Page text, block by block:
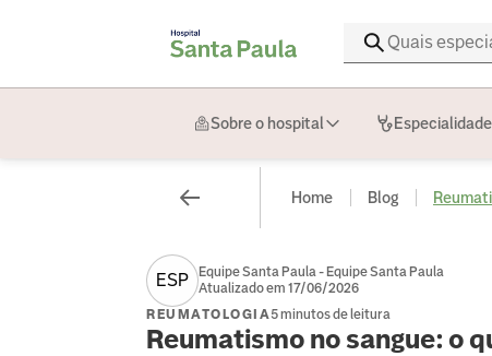
Sobre o hospital
Home Blog
ESP
Equipe Santa Paula - Equipe Santa Paula
Atualizado em 17/06/2026
REUMATOLOGIA5 minutos de leitura
Reumatismo no sangue: o